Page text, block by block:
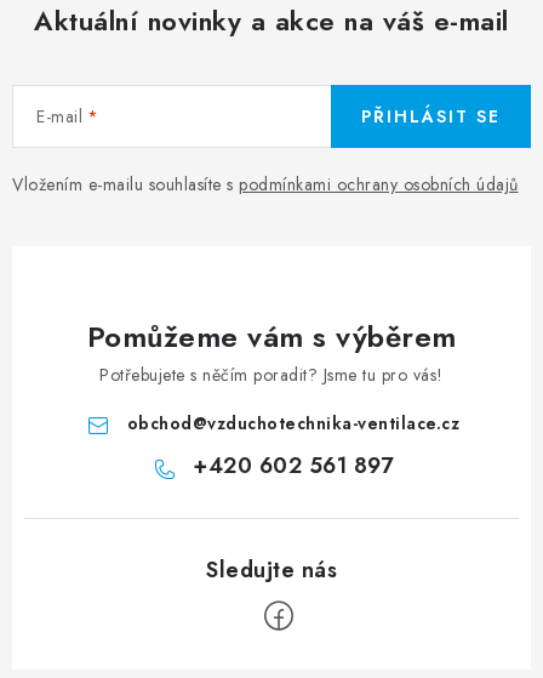
Aktuální novinky a akce na váš e-mail
E-mail
Vložením e-mailu souhlasíte s podmínkami ochrany osobních údajů
PŘIHLÁSIT SE
Pomůžeme vám s výběrem
Potřebujete s něčím poradit? Jsme tu pro vás!
obchod@vzduchotechnika-ventilace.cz
+420 602 561 897